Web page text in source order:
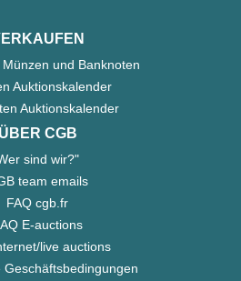
und Banknoten
Auktionskalender
Auktionskalender
ÜBER CGB
sind wir?"
team emails
FAQ cgb.fr
E-auctions
live auctions
Geschäftsbedingungen